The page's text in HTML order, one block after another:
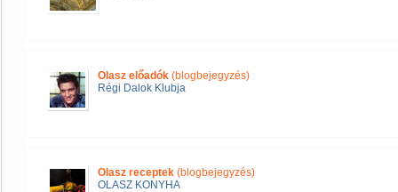
Olasz előadók (blogbejegyzés)
Régi Dalok Klubja
Olasz receptek (blogbejegyzés)
OLASZ KONYHA